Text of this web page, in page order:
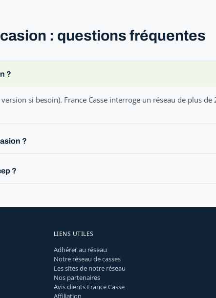
: questions fréquentes
?
si besoin). France Casse interroge un réseau de plus
?
?
LIENS UTILES
Adhérer au réseau
Notre réseau de casses
Les sites de notre réseau
Nos partenaires
Avis clients France Casse
Affiliation